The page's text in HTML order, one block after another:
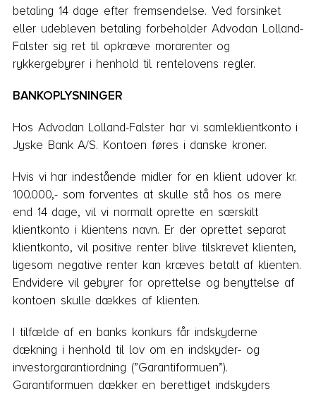
betaling 14 dage efter fremsendelse. Ved forsinket
eller udebleven betaling forbeholder Advodan Lolland-
Falster sig ret til opkræve morarenter og
rykkergebyrer i henhold til rentelovens regler.
BANKOPLYSNINGER
Hos Advodan Lolland-Falster har vi samleklientkonto i
Jyske Bank A/S. Kontoen føres i danske kroner.
Hvis vi har indestående midler for en klient udover kr.
100.000,- som forventes at skulle stå hos os mere
end 14 dage, vil vi normalt oprette en særskilt
klientkonto i klientens navn. Er der oprettet separat
klientkonto, vil positive renter blive tilskrevet klienten,
ligesom negative renter kan kræves betalt af klienten.
Endvidere vil gebyrer for oprettelse og benyttelse af
kontoen skulle dækkes af klienten.
I tilfælde af en banks konkurs får indskyderne
dækning i henhold til lov om en indskyder- og
investorgarantiordning (”Garantiformuen”).
Garantiformuen dækker en berettiget indskyders